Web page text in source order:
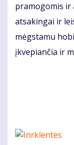
pramogomis ir
atsakingai ir
mėgstamu
įkvepiančia ir